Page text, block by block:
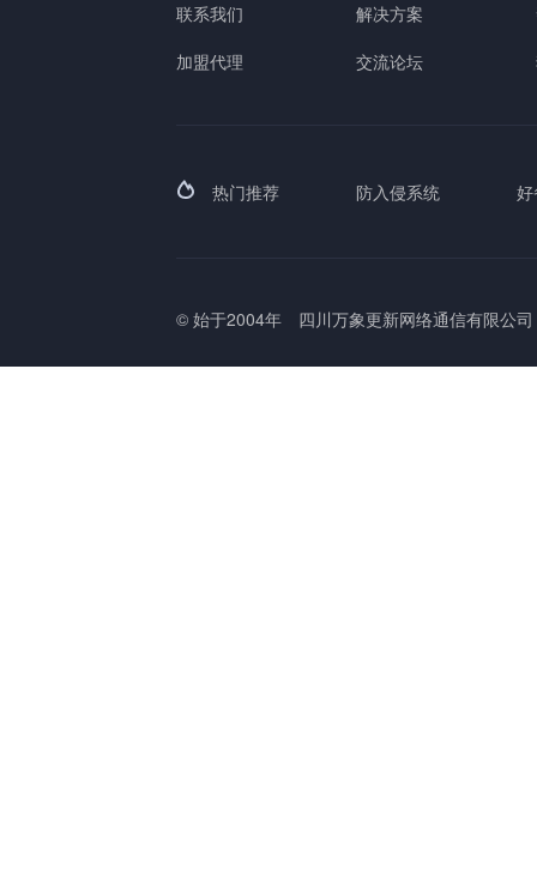
联系我们
加盟代理
解决方案
交流论坛
热门推荐 防入侵系统
© 始于2004年 四川万象更新网络通信有限公司